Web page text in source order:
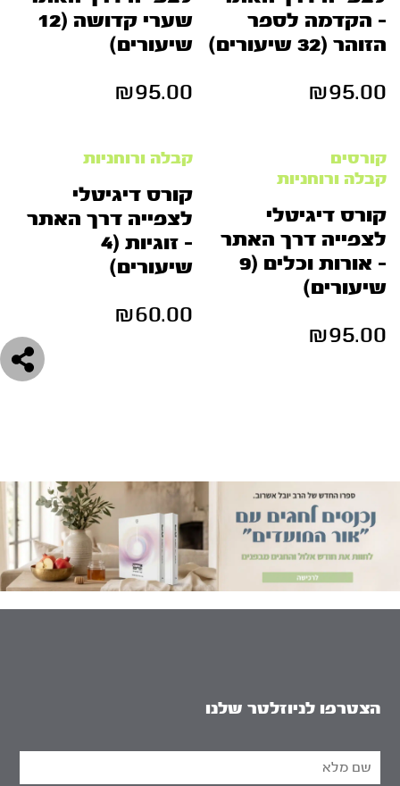
– הקדמה לספר
הזוהר (32 שיעורים)
₪95.00
שערי קדושה (12
שיעורים)
₪95.00
קורסים
קבלה ורוחניות
קורס דיגיטלי
לצפייה דרך האתר
– אורות וכלים (9
שיעורים)
₪95.00
קבלה ורוחניות
קורס דיגיטלי
לצפייה דרך האתר
– זוגיות (4
שיעורים)
₪60.00
הצטרפו לניוזלטר שלנו